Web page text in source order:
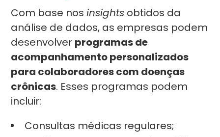
Com base nosinsights obtidos da
análise de dados, as empresas podem
desenvolver programas de
acompanhamento personalizados
para colaboradores com doenças
crônicas. Esses programas podem
incluir:
Consultas médicas regulares;